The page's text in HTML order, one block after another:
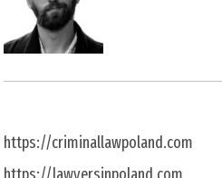
https://criminallawpoland.com
https://lawyersinpoland.com